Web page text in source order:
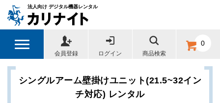
法人向け デジタル機器レンタル
会員登録 ログイン 商品検索
0
シングルアーム壁掛けユニット(21.5~32イン
チ対応) レンタル